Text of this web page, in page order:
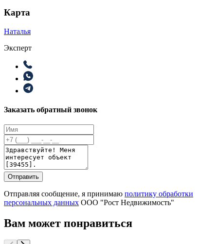
Карта
Наталья
Эксперт
Заказать обратный звонок
Отправить
Отправляя сообщение, я принимаю политику обработки
персональных данных ООО "Рост Недвижимость"
Вам может понравиться